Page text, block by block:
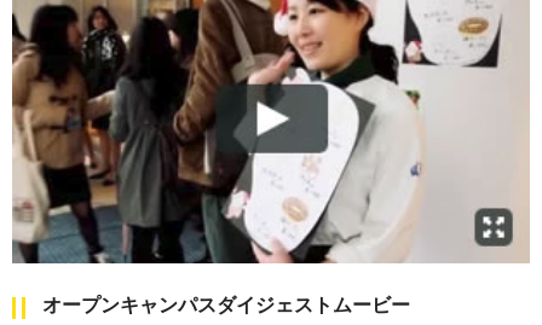
オープンキャンパスダイジェストムービー